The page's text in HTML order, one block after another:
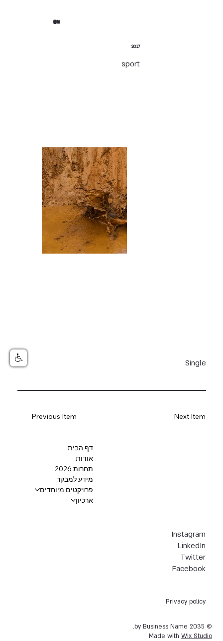
EN
2017
sport
Single
Next Item
Previous Item
Privacy policy
© 2035 by Business Name.
Made with Wix Studio
Instagram
LinkedIn
Twitter
Facebook
דף הבית
אודות
תחרות 2026
מידע למבקר
פרויקטים מיוחדים
ארכיון